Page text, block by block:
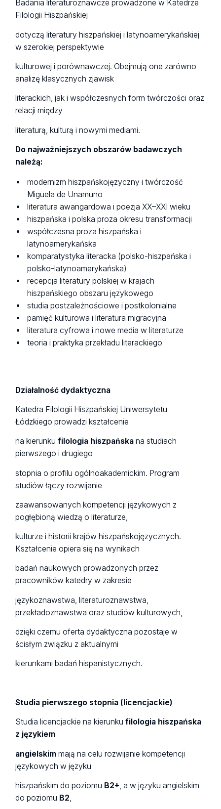
Badania literaturoznawcze prowadzone w Katedrze
Filologii Hiszpańskiej
dotyczą literatury hiszpańskiej i latynoamerykańskiej
w szerokiej perspektywie
kulturowej i porównawczej. Obejmują one zarówno
analizę klasycznych zjawisk
literackich, jak i współczesnych form twórczości oraz
relacji między
literaturą, kulturą i nowymi mediami.
Do najważniejszych obszarów badawczych
należą:
modernizm hiszpańskojęzyczny i twórczość
Miguela de Unamuno
literatura awangardowa i poezja XX–XXI wieku
hiszpańska i polska proza okresu transformacji
współczesna proza hiszpańska i
latynoamerykańska
komparatystyka literacka (polsko-hiszpańska i
polsko-latynoamerykańska)
recepcja literatury polskiej w krajach
hiszpańskiego obszaru językowego
studia postzależnościowe i postkolonialne
pamięć kulturowa i literatura migracyjna
literatura cyfrowa i nowe media w literaturze
teoria i praktyka przekładu literackiego
Działalność dydaktyczna
Katedra Filologii Hiszpańskiej Uniwersytetu
Łódzkiego prowadzi kształcenie
na kierunkufilologia hiszpańska na studiach
pierwszego i drugiego
stopnia o profilu ogólnoakademickim. Program
studiów łączy rozwijanie
zaawansowanych kompetencji językowych z
pogłębioną wiedzą o literaturze,
kulturze i historii krajów hiszpańskojęzycznych.
Kształcenie opiera się na wynikach
badań naukowych prowadzonych przez
pracowników katedry w zakresie
językoznawstwa, literaturoznawstwa,
przekładoznawstwa oraz studiów kulturowych,
dzięki czemu oferta dydaktyczna pozostaje w
ścisłym związku z aktualnymi
kierunkami badań hispanistycznych.
Studia pierwszego stopnia (licencjackie)
Studia licencjackie na kierunkufilologia hiszpańska
z językiem
angielskim mają na celu rozwijanie kompetencji
językowych w języku
hiszpańskim do poziomu B2+, a w języku angielskim
do poziomu B2,